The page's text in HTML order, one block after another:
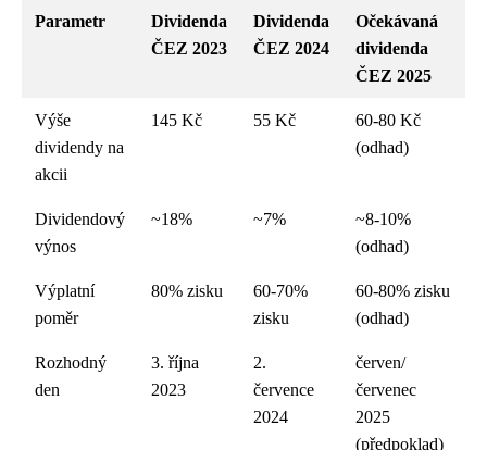
Parametr
Dividenda
ČEZ 2023
Dividenda
ČEZ 2024
Očekávaná
dividenda
ČEZ 2025
Výše
dividendy na
akcii
145 Kč 55 Kč
60-80 Kč
(odhad)
Dividendový
výnos
~18% ~7%
~8-10%
(odhad)
Výplatní
poměr
80% zisku
60-70%
zisku
60-80% zisku
(odhad)
Rozhodný
den
3. října
2023
2.
července
2024
červen/
červenec
2025
(předpoklad)